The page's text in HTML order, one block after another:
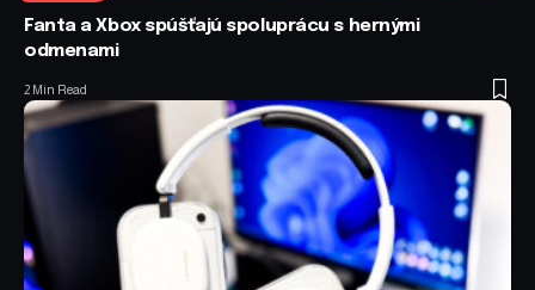
Fanta a Xbox spúšťajú spoluprácu s hernými
odmenami
2 Min Read